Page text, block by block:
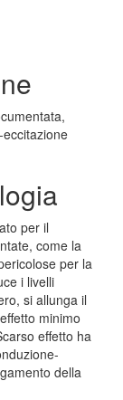
per il
come la
per la
i livelli
si allunga il
minimo
effetto ha
della